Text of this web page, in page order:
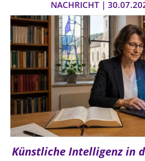
NACHRICHT |
Künstliche Intelligenz in